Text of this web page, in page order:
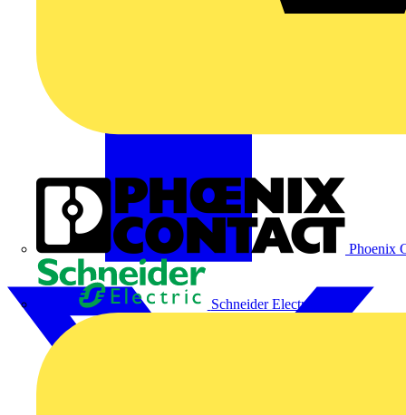
Phoenix
Schneider Electric